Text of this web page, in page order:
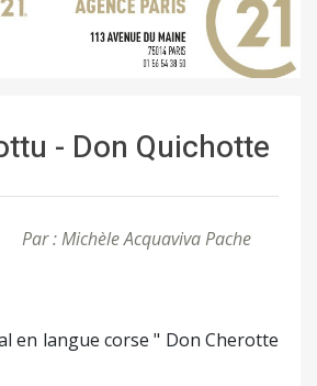
- Don Quichotte
Par : Michèle Acquaviva Pache
en langue corse " Don Cherotte